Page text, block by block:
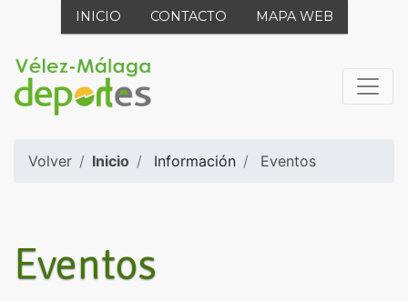
INICIO CONTACTO MAPA WEB
Volver Inicio Información Eventos
Eventos